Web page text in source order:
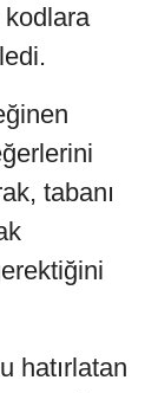
kodlara
tabanı
hatırlatan